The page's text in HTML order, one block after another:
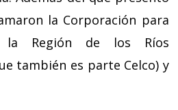
la Corporación para
la Región de los Ríos
también es parte Celco) y